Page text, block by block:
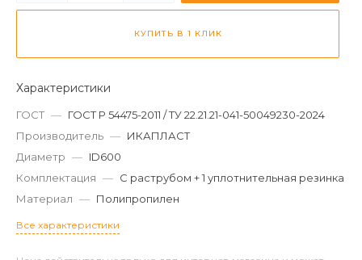
КУПИТЬ В 1 КЛИК
Характеристики
ГОСТ — ГОСТ Р 54475-2011 / ТУ 22.21.21-041-50049230-2024
Производитель — ИКАПЛАСТ
Диаметр — ID600
Комплектация — С раструбом + 1 уплотнительная резинка
Материал — Полипропилен
Все характеристики